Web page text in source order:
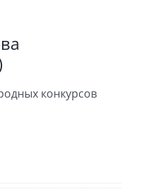
конкурсов